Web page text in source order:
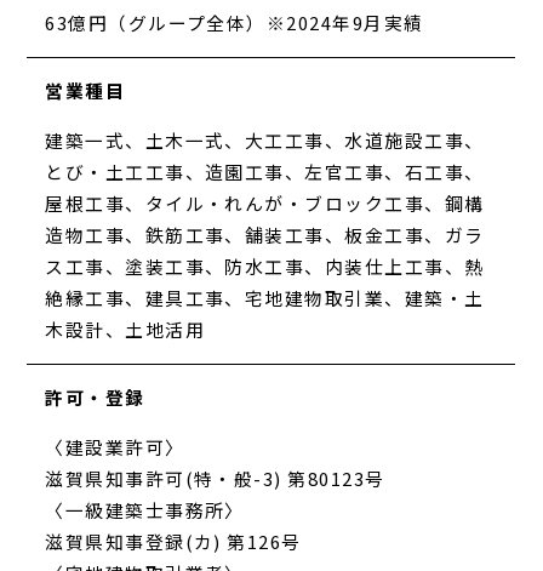
63億円（グループ全体）※2024年9月実績
営業種目
建築一式、土木一式、大工工事、水道施設工事、
とび・土工工事、造園工事、左官工事、石工事、
屋根工事、タイル・れんが・ブロック工事、鋼構
造物工事、鉄筋工事、舗装工事、板金工事、ガラ
ス工事、塗装工事、防水工事、内装仕上工事、熱
絶縁工事、建具工事、宅地建物取引業、建築・土
木設計、土地活用
許可・登録
〈建設業許可〉
滋賀県知事許可(特・般-3) 第80123号
〈一級建築士事務所〉
滋賀県知事登録(カ) 第126号